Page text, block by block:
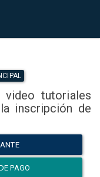
video tutoriales
inscripción de
PAGO